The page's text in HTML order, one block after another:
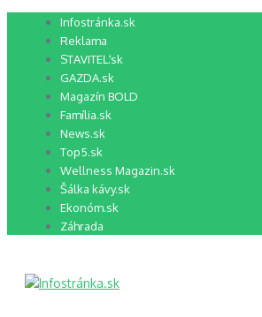
Preskočiť Infostránka.sk
Reklama
STAVITEĽ.sk
GAZDA.sk
Magazín BOLD
Família.sk
News.sk
Top5.sk
Wellness Magazin.sk
Šálka kávy.sk
Ekonóm.sk
Záhrada